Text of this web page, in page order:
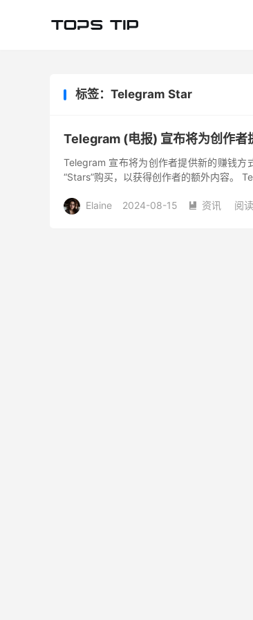
标签：Telegram Star
Telegram (电报) 宣布将为创作者
Telegram 宣布将为创作者提供新的赚钱方
“Stars”购买，以获得创作者的额外内容。
Elaine 2024-08-15  资讯 阅